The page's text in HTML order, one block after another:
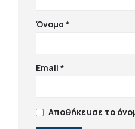
Όνομα*
Email*
Αποθήκευσε το